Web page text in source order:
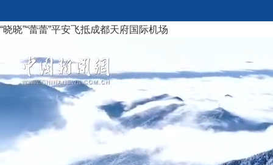
“晓晓”“蕾蕾”平安飞抵成都天府国际机场